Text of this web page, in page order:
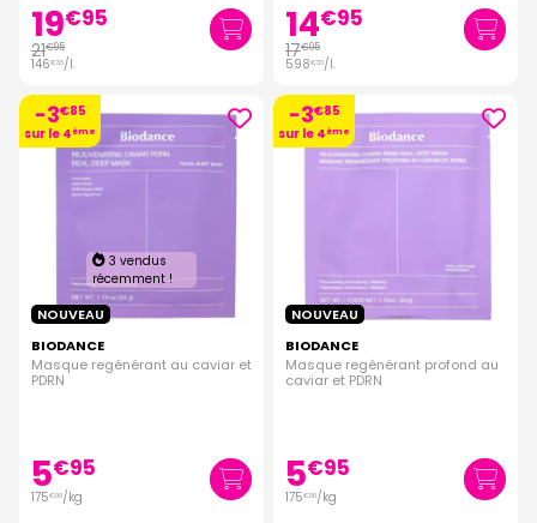
19€95
21€95
146€33/l.
14€95
17€95
598€33/l.
-3€85
sur le 4ème
NOUVEAU
3 vendus
récemment !
BIODANCE
Masque regénérant au caviar et
PDRN
5€95
175€00/kg
-3€85
sur le 4ème
NOUVEAU
BIODANCE
Masque regénérant profond au
caviar et PDRN
5€95
175€00/kg